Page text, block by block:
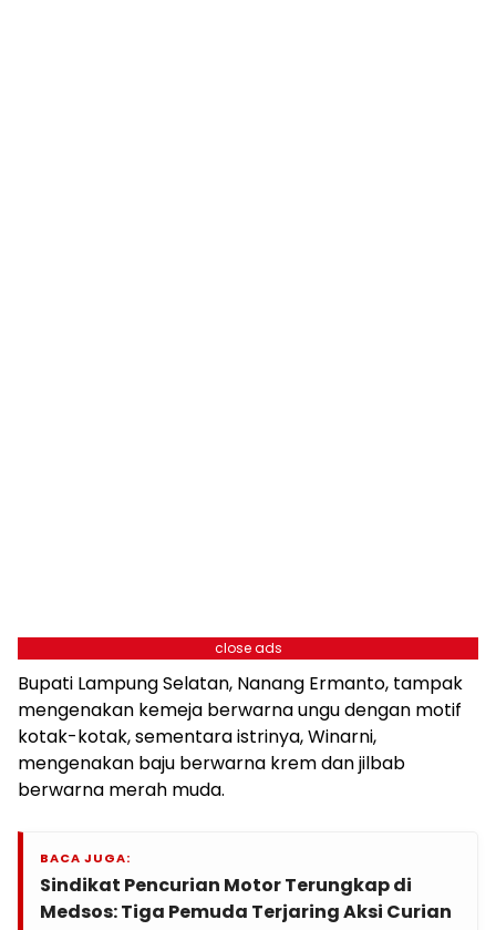
close ads
Bupati Lampung Selatan, Nanang Ermanto, tampak
mengenakan kemeja berwarna ungu dengan motif
kotak-kotak, sementara istrinya, Winarni,
mengenakan baju berwarna krem dan jilbab
berwarna merah muda.
BACA JUGA:
Sindikat Pencurian Motor Terungkap di
Medsos: Tiga Pemuda Terjaring Aksi Curian